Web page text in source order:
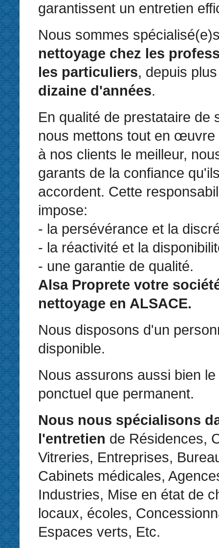
garantissent un entretien
Nous sommes
nettoyage chez les
les particuliers, depuis
dizaine d'années.
En qualité de prestataire de
nous mettons tout en œuvre
à nos clients le meilleur,
garants de la confiance
accordent. Cette
impose:
- la persévérance et la
- la réactivité et la
- une garantie de qualité.
Alsa Proprete votre
nettoyage en ALSACE.
Nous disposons d'un
disponible.
Nous assurons aussi bien
ponctuel que permanent.
Nous nous spécialisons
l'entretien de Résidences,
Vitreries, Entreprises,
Cabinets médicales,
Industries, Mise en état de
locaux, écoles,
Espaces verts, Etc.